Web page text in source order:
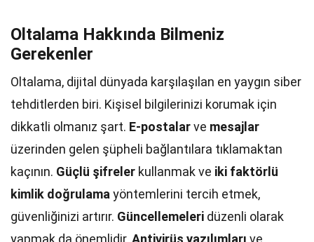
Oltalama Hakkında Bilmeniz
Gerekenler
Oltalama, dijital dünyada karşılaşılan en yaygın siber
tehditlerden biri. Kişisel bilgilerinizi korumak için
dikkatli olmanız şart. E-postalarve mesajlar
üzerinden gelen şüpheli bağlantılara tıklamaktan
kaçının. Güçlü şifreler kullanmak ve iki faktörlü
kimlik doğrulama yöntemlerini tercih etmek,
güvenliğinizi artırır. Güncellemeleri düzenli olarak
yapmak da önemlidir. Antivirüs yazılımları ve